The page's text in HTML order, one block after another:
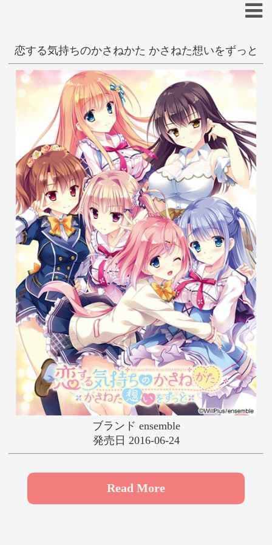
い う え
き く け こ
さ し す せ そ
た ち つ て と
な に ぬ ね の
は ひ ふ へ ほ
ま み む め も
や ゆ よ
ら り る れ ろ
わ
恋する気持ちのかさねかた かさねた想いをずっと
ブランド ensemble
発売日 2016-06-24
Read More
一般 和姦
学生 きみしま青